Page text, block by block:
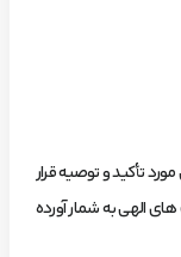
تأکید و توصیه قرار
های الهی به شمار آورده